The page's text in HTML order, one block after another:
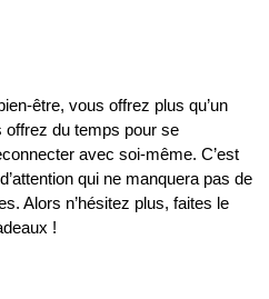
être, vous offrez plus qu’un
du temps pour se
avec soi-même. C’est
qui ne manquera pas de
Alors n’hésitez plus, faites le
!